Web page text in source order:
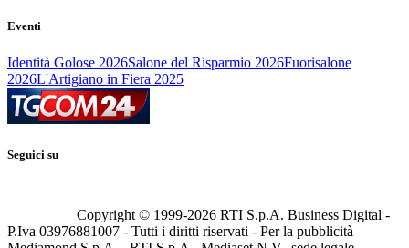
Eventi
Identità Golose 2026Salone del Risparmio 2026Fuorisalone
2026L'Artigiano in Fiera 2025
Seguici su
Copyright © 1999-2026 RTI S.p.A. Business Digital -
P.Iva 03976881007 - Tutti i diritti riservati - Per la pubblicità